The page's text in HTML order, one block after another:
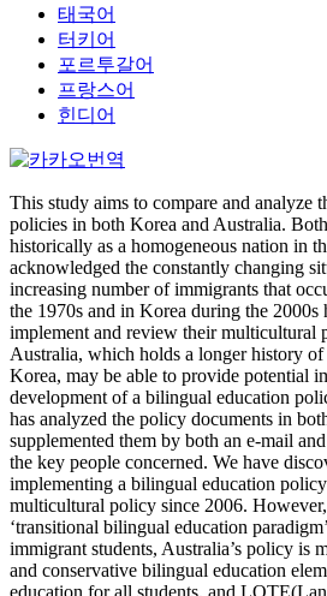
태국어
터키어
포르투갈어
프랑스어
힌디어
This study aims to compare and analyze
policies in both Korea and Australia.
historically as a homogeneous nation in
acknowledged the constantly changing
increasing number of immigrants that
the 1970s and in Korea during the 2000s
implement and review their multicultural
Australia, which holds a longer history
Korea, may be able to provide potential
development of a bilingual education
has analyzed the policy documents in
supplemented them by both an e-mail
the key people concerned. We have
implementing a bilingual education
multicultural policy since 2006.
‘transitional bilingual education
immigrant students, Australia’s policy is
and conservative bilingual education
education for all students, and